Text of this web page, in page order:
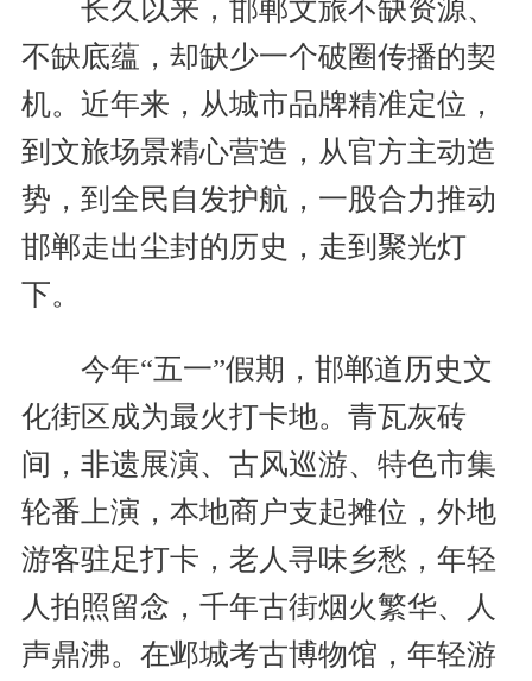
长久以来，邯郸文旅不缺资源、
不缺底蕴，却缺少一个破圈传播的契
机。近年来，从城市品牌精准定位，
到文旅场景精心营造，从官方主动造
势，到全民自发护航，一股合力推动
邯郸走出尘封的历史，走到聚光灯
下。
今年“五一”假期，邯郸道历史文
化街区成为最火打卡地。青瓦灰砖
间，非遗展演、古风巡游、特色市集
轮番上演，本地商户支起摊位，外地
游客驻足打卡，老人寻味乡愁，年轻
人拍照留念，千年古街烟火繁华、人
声鼎沸。在邺城考古博物馆，年轻游